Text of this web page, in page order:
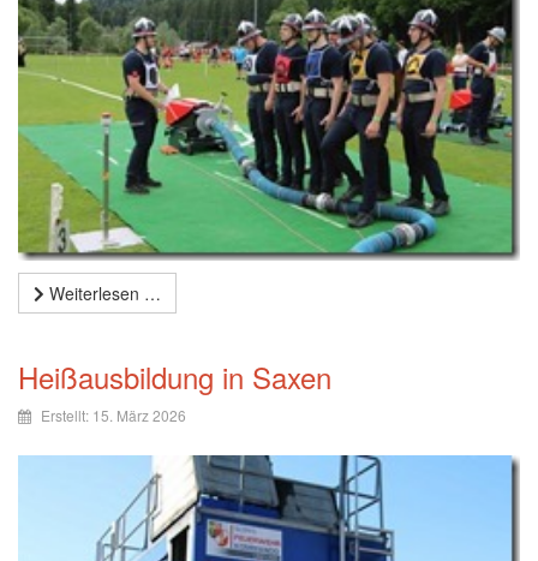
Weiterlesen …
Heißausbildung in Saxen
Erstellt: 15. März 2026